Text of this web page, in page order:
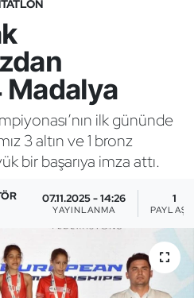
Madalya
ilk gününde
3 altın ve 1 bronz
bir başarıya imza attı.
07.11.2025 - 14:26
YAYINLANMA
1